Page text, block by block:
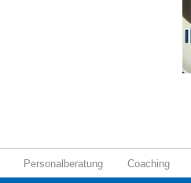
Personalberatung Coaching